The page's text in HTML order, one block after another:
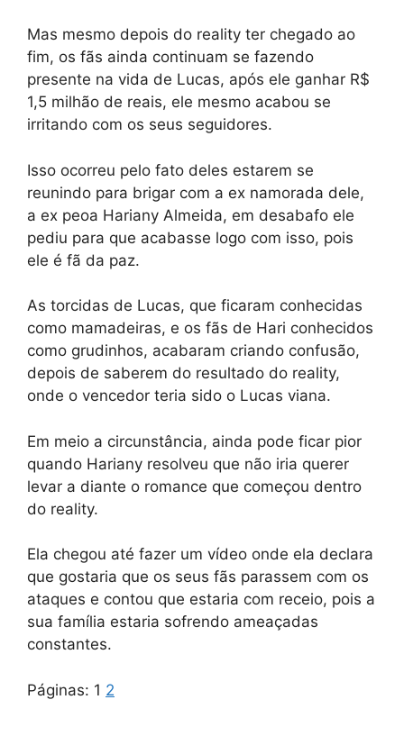
Mas mesmo depois do reality ter chegado ao
fim, os fãs ainda continuam se fazendo
presente na vida de Lucas, após ele ganhar R$
1,5 milhão de reais, ele mesmo acabou se
irritando com os seus seguidores.
Isso ocorreu pelo fato deles estarem se
reunindo para brigar com a ex namorada dele,
a ex peoa Hariany Almeida, em desabafo ele
pediu para que acabasse logo com isso, pois
ele é fã da paz.
As torcidas de Lucas, que ficaram conhecidas
como mamadeiras, e os fãs de Hari conhecidos
como grudinhos, acabaram criando confusão,
depois de saberem do resultado do reality,
onde o vencedor teria sido o Lucas viana.
Em meio a circunstância, ainda pode ficar pior
quando Hariany resolveu que não iria querer
levar a diante o romance que começou dentro
do reality.
Ela chegou até fazer um vídeo onde ela declara
que gostaria que os seus fãs parassem com os
ataques e contou que estaria com receio, pois a
sua família estaria sofrendo ameaçadas
constantes.
Páginas: 1 2